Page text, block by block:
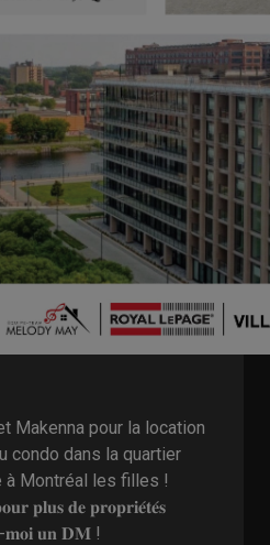
Makenna pour la location
condo dans la quartier
à Montréal les filles !
𝐩𝐥𝐮𝐬 𝐝𝐞 𝐩𝐫𝐨𝐩𝐫𝐢𝐞́𝐭𝐞́𝐬
𝐦𝐨𝐢 𝐮𝐧 𝐃𝐌 !